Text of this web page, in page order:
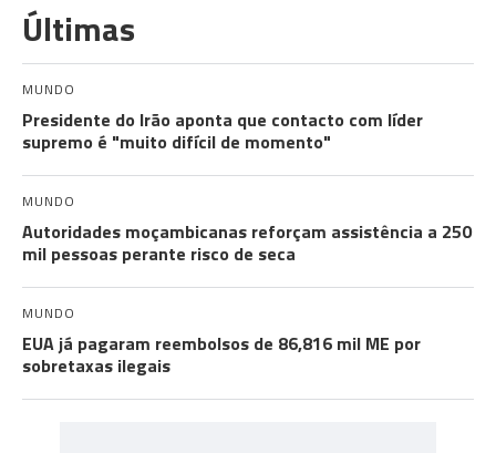
Últimas
MUNDO
Presidente do Irão aponta que contacto com líder
supremo é "muito difícil de momento"
MUNDO
Autoridades moçambicanas reforçam assistência a 250
mil pessoas perante risco de seca
MUNDO
EUA já pagaram reembolsos de 86,816 mil ME por
sobretaxas ilegais